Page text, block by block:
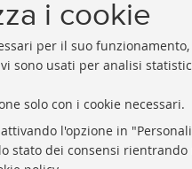
i cookie
per il suo
sono usati per analisi
solo con i cookie necessari.
l'opzione in
stato dei consensi
Biblioteche di Ateneo
Sale studio
Carta dei servizi